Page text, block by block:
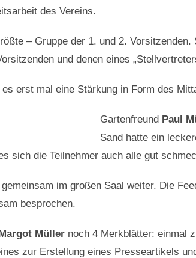
des Vereins.
– Gruppe der 1. und 2.
und denen eines
erst mal eine Stärkung in Form des
Gartenfreund Paul
Sand hatte ein
sich die Teilnehmer auch alle gut
im großen Saal weiter. Die
besprochen.
Müller noch 4 Merkblätter: einmal
zur Erstellung eines Presseartikels